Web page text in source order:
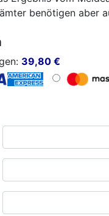
benötigen aber
39,80 €